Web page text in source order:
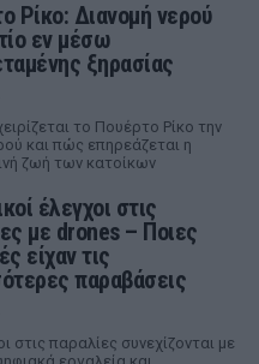
Ρίκο: Διανομή νερού
εν μέσω
ξηρασίας
το Πουέρτο Ρίκο την
και πώς επηρεάζεται η
ζωή των κατοίκων
έλεγχοι στις
με drones – Ποιες
είχαν τις
παραβάσεις
στις παραλίες συνεχίζονται με